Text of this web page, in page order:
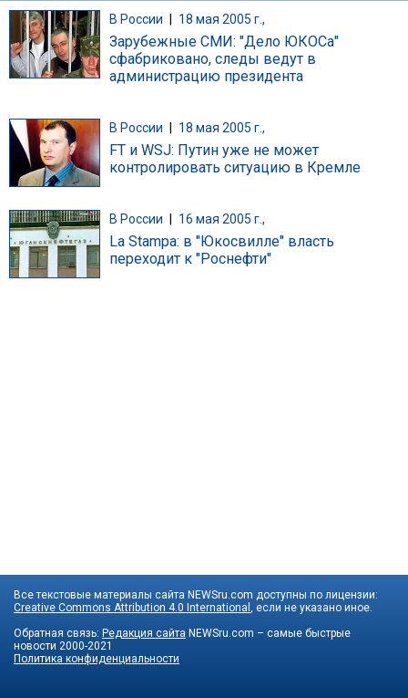
В России | 18 мая 2005 г.,
Зарубежные СМИ: "Дело ЮКОСа"
сфабриковано, следы ведут в
администрацию президента
В России 18 мая 2005 г.,
FT и WSJ: Путин уже не может
контролировать ситуацию в Кремле
В России 16 мая 2005 г.,
La Stampa: в "Юкосвилле" власть
переходит к "Роснефти"
Все текстовые материалы сайта NEWSru.com доступны по лицензии:
Creative Commons Attribution 4.0 International , если не указано иное.
Обратная связь: Редакция сайта NEWSru.com – самые быстрые
новости 2000-2021
Политика конфиденциальности